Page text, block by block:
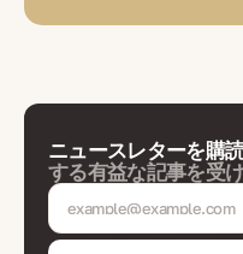
ニュースレターを購
する有益な記事を受